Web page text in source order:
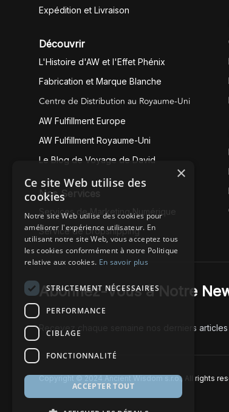
Expédition et Livraison
Découvrir
L'Histoire d'AW et l'Effet Phénix
Fabrication et Marque Blanche
Centre de Distribution au Royaume-Uni
AW Fulfillment Europe
AW Fulfillment Royaume-Uni
Le Blog de Voyage de David
Nos Services
Services de Marketing Numérique
Service de Dropshipping
Abonnez-Vous à Notre
Recevez chaque semaine nos derniers
Copyright © 2024 Ancient Wisdom s.r.o., All rights
×
Ce site Web utilise des
cookies
Notre site Web utilise des cookies pour
améliorer l'expérience utilisateur. En
utilisant notre site Web, vous acceptez tous
les cookies conformément à notre Politique
relative aux cookies. En savoir plus
STRICTEMENT NÉCESSAIRES
PERFORMANCE
CIBLAGE
FONCTIONNALITÉ
ACCEPTER TOUT